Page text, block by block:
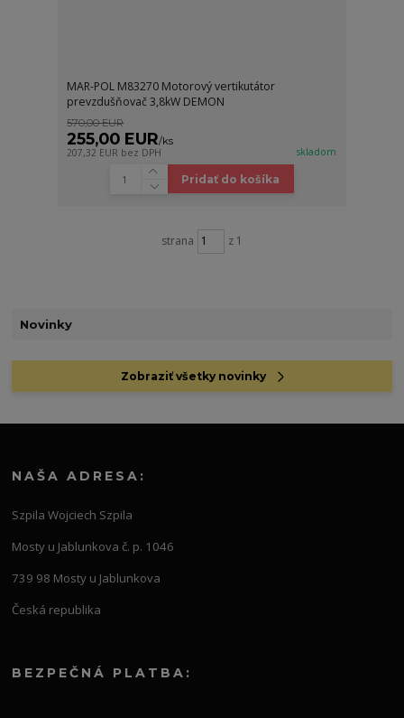
MAR-POL M83270 Motorový vertikutátor
prevzdušňovač 3,8kW DEMON
570,00 EUR
255,00 EUR/ks
207,32 EUR bez DPH skladom
Pridať do košíka
strana z 1
Novinky
Zobraziť všetky novinky
NAŠA ADRESA:
Szpila Wojciech Szpila
Mosty u Jablunkova č. p. 1046
739 98 Mosty u Jablunkova
Česká republika
BEZPEČNÁ PLATBA: